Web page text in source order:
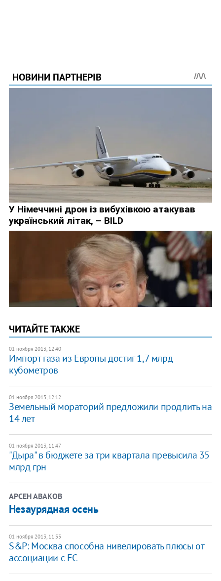
ЧИТАЙТЕ ТАКЖЕ
01 ноября 2013, 12:40
Импорт газа из Европы достиг 1,7 млрд
кубометров
01 ноября 2013, 12:12
Земельный мораторий предложили продлить на
14 лет
01 ноября 2013, 11:47
"Дыра" в бюджете за три квартала превысила 35
млрд грн
АРСЕН АВАКОВ
Незаурядная осень
01 ноября 2013, 11:33
​S&P: Москва способна нивелировать плюсы от
ассоциации с ЕС